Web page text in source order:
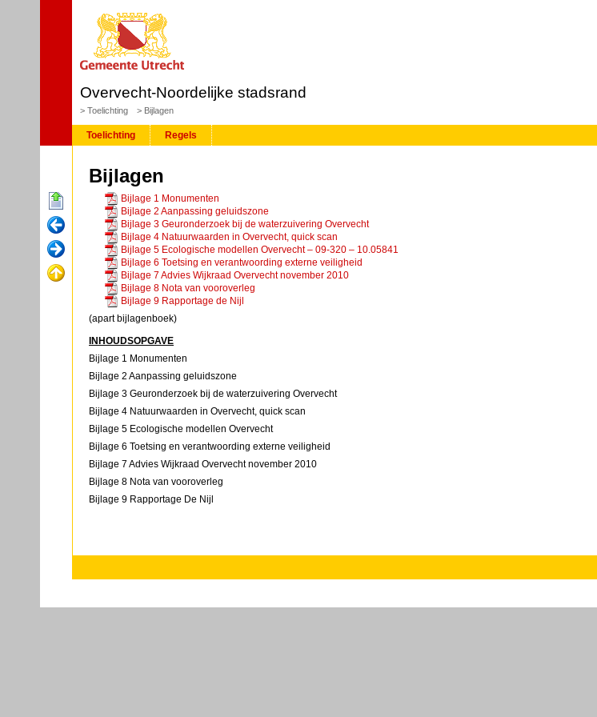
Overvecht-Noordelijke stadsrand
Toelichting Bijlagen
Toelichting Regels
Bijlagen
Bijlage 1 Monumenten
Bijlage 2 Aanpassing geluidszone
Bijlage 3 Geuronderzoek bij de waterzuivering Overvecht
Bijlage 4 Natuurwaarden in Overvecht, quick scan
Bijlage 5 Ecologische modellen Overvecht – 09-320 – 10.05841
Bijlage 6 Toetsing en verantwoording externe veiligheid
Bijlage 7 Advies Wijkraad Overvecht november 2010
Bijlage 8 Nota van vooroverleg
Bijlage 9 Rapportage de Nijl
(apart bijlagenboek)
INHOUDSOPGAVE
Bijlage 1 Monumenten
Bijlage 2 Aanpassing geluidszone
Bijlage 3 Geuronderzoek bij de waterzuivering Overvecht
Bijlage 4 Natuurwaarden in Overvecht, quick scan
Bijlage 5 Ecologische modellen Overvecht
Bijlage 6 Toetsing en verantwoording externe veiligheid
Bijlage 7 Advies Wijkraad Overvecht november 2010
Bijlage 8 Nota van vooroverleg
Bijlage 9 Rapportage De Nijl